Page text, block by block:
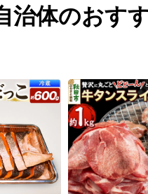
竿燈の光が黄金色に輝く、
環境に恵まれながらも、駅
海空の交通結節点となって
回「住みたい田舎ベストラ
キング（人口20万人以上の
2年連続1位、シニア世代部
年代の方が、安心して生活
治体のおす